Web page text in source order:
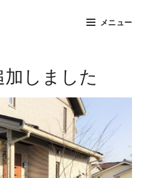
メニュー
しました